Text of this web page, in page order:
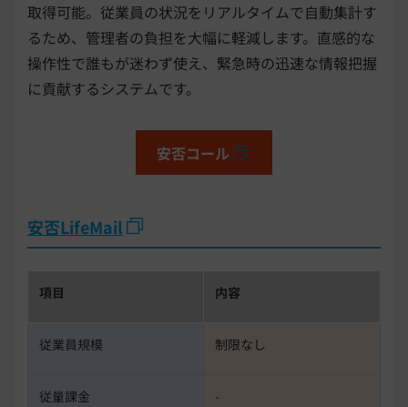
取得可能。従業員の状況をリアルタイムで自動集計す
るため、管理者の負担を大幅に軽減します。直感的な
操作性で誰もが迷わず使え、緊急時の迅速な情報把握
に貢献するシステムです。
安否コール
安否LifeMail
項目 内容
従業員規模 制限なし
従量課金 -